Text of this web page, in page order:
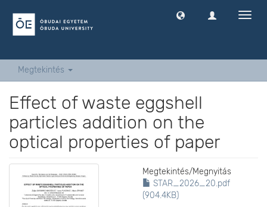
Megtekintés
Effect of waste eggshell
particles addition on the
optical properties of paper
Megtekintés/Megnyitás
STAR_2026_20.pdf
(904.4KB)